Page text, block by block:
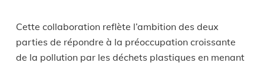
Cette collaboration reflète l’ambition des deux
parties de répondre à la préoccupation croissante
de la pollution par les déchets plastiques en menant